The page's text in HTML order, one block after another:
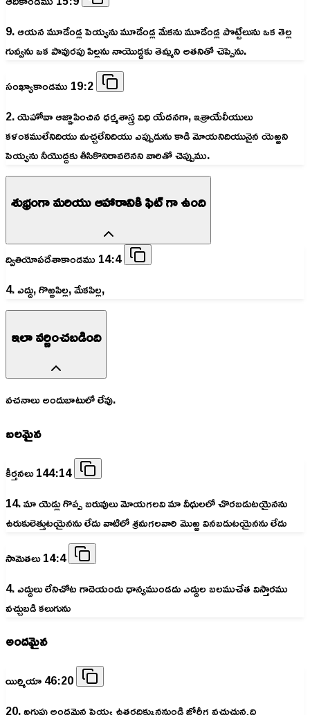
9. ఆయన మూడేండ్ల పెయ్యను మూడేండ్ల మేకను మూడేండ్ల పొట్టేలును ఒక తెల్ల
గువ్వను ఒక పావురపు పిల్లను నాయొద్దకు తెమ్మని అతనితో చెప్పెను.
సంఖ్యాకాండము 19:2
2. యెహోవా ఆజ్ఞాపించిన ధర్మశాస్త్ర విధి యేదనగా, ఇశ్రాయేలీయులు
కళంకములేనిదియు మచ్చలేనిదియు ఎప్పుడును కాడి మోయనిదియునైన యెఱ్ఱని
పెయ్యను నీయొద్దకు తీసికొనిరావలెనని వారితో చెప్పుము.
శుభ్రంగా మరియు ఆహారానికి ఫిట్ గా ఉంది
ద్వితియోపదేశాకాండము 14:4
4. ఎద్దు, గొఱ్ఱపిల్ల, మేకపిల్ల,
ఇలా వర్ణించబడింది
వచనాలు అందుబాటులో లేవు.
బలమైన
కీర్తనలు 144:14
14. మా యెడ్లు గొప్ప బరువులు మోయగలవి మా వీధులలో చొరబడుటయైనను
ఉరుకులెత్తుటయైనను లేదు వాటిలో శ్రమగలవారి మొఱ్ఱ వినబడుటయైనను లేదు
సామెతలు 14:4
4. ఎద్దులు లేనిచోట గాదెయందు ధాన్యముండదు ఎద్దుల బలముచేత విస్తారము
వచ్చుబడి కలుగును
అందమైన
యిర్మియా 46:20
20. ఐగుప్తు అందమైన పెయ్య ఉత్తరదిక్కుననుండి జోరీగ వచ్చుచున్నది